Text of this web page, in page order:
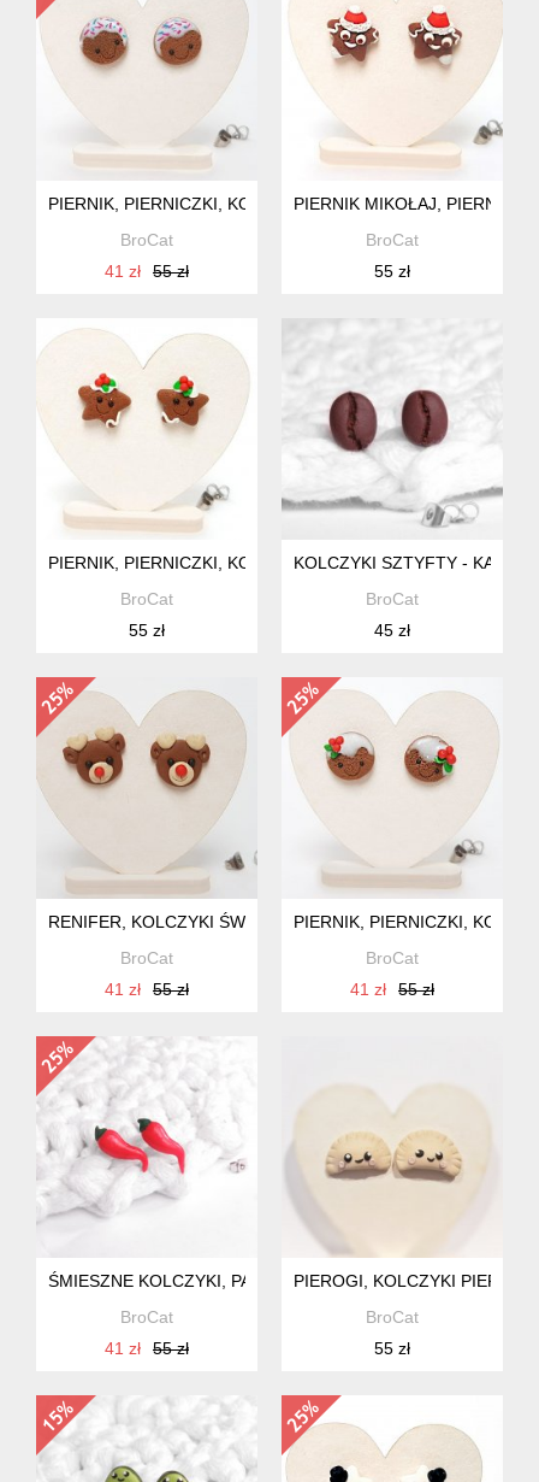
PIERNIK, PIERNICZKI, KOLCZYKI ŚWIĄTECZNE
BroCat
41 zł
55 zł
PIERNIK MIKOŁAJ,
BroCat
55 zł
PIERNIK, PIERNICZKI, KOLCZYKI ŚWIĄTECZNE
BroCat
55 zł
KOLCZYKI SZTYFTY - KAWA,
BroCat
45 zł
RENIFER, KOLCZYKI ŚWIĄTECZNE NA MIKOŁAJA
BroCat
41 zł
55 zł
PIERNIK, PIERNICZKI,
BroCat
41 zł
55 zł
ŚMIESZNE KOLCZYKI, PAPRYCZKI CHILI, PEPPERONI
BroCat
41 zł
55 zł
PIEROGI, KOLCZYKI
BroCat
55 zł